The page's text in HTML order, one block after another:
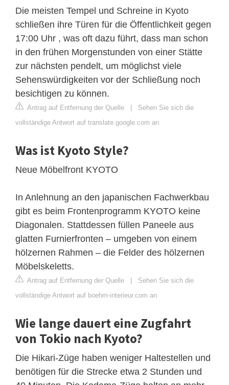
Die meisten Tempel und Schreine in Kyoto
schließen ihre Türen für die Öffentlichkeit gegen
17:00 Uhr , was oft dazu führt, dass man schon
in den frühen Morgenstunden von einer Stätte
zur nächsten pendelt, um möglichst viele
Sehenswürdigkeiten vor der Schließung noch
besichtigen zu können.
Antrag auf Entfernung der Quelle | Sehen Sie sich die
vollständige Antwort auf translate.google.com an
Was ist Kyoto Style?
Neue Möbelfront KYOTO
In Anlehnung an den japanischen Fachwerkbau
gibt es beim Frontenprogramm KYOTO keine
Diagonalen. Stattdessen füllen Paneele aus
glatten Furnierfronten – umgeben von einem
hölzernen Rahmen – die Felder des hölzernen
Möbelskeletts.
Antrag auf Entfernung der Quelle | Sehen Sie sich die
vollständige Antwort auf boehm-interieur.com an
Wie lange dauert eine Zugfahrt
von Tokio nach Kyoto?
Die Hikari-Züge haben weniger Haltestellen und
benötigen für die Strecke etwa 2 Stunden und